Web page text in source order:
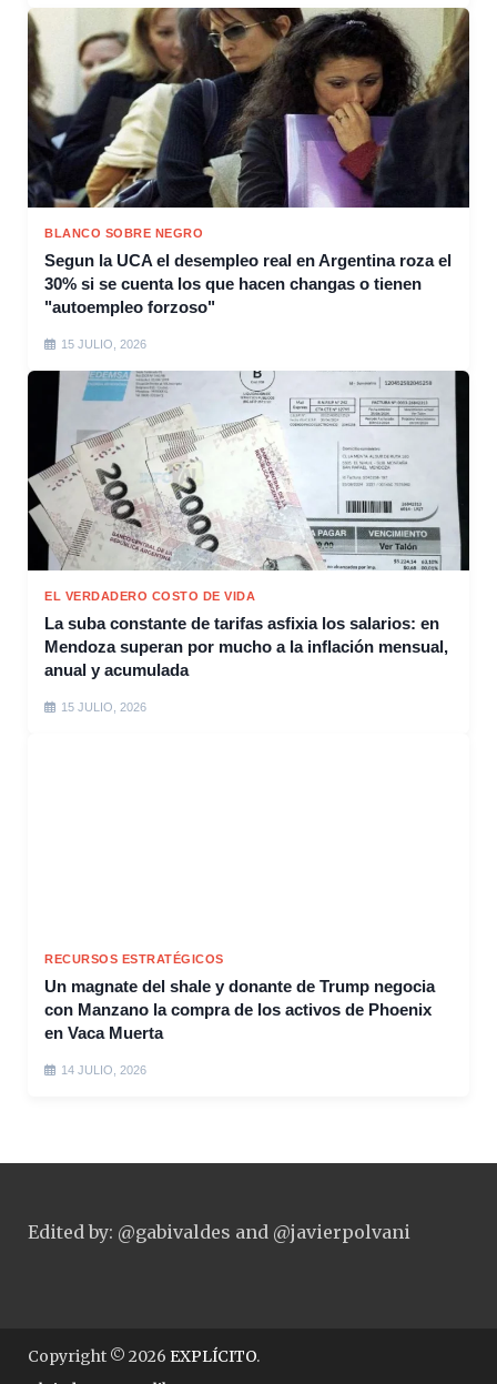
BLANCO SOBRE NEGRO
Segun la UCA el desempleo real en Argentina roza el
30% si se cuenta los que hacen changas o tienen
"autoempleo forzoso"
15 JULIO, 2026
EL VERDADERO COSTO DE VIDA
La suba constante de tarifas asfixia los salarios: en
Mendoza superan por mucho a la inflación mensual,
anual y acumulada
15 JULIO, 2026
RECURSOS ESTRATÉGICOS
Un magnate del shale y donante de Trump negocia
con Manzano la compra de los activos de Phoenix
en Vaca Muerta
14 JULIO, 2026
Edited by: @gabivaldes and @javierpolvani
Copyright © 2026 EXPLÍCITO.